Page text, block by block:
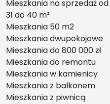
Mieszkania na sprzedaż od
31 do 40 m²
Mieszkania 50 m2
Mieszkania dwupokojowe
Mieszkania do 800 000 zł
Mieszkania do remontu
Mieszkania w kamienicy
Mieszkania z balkonem
Mieszkania z piwnicą